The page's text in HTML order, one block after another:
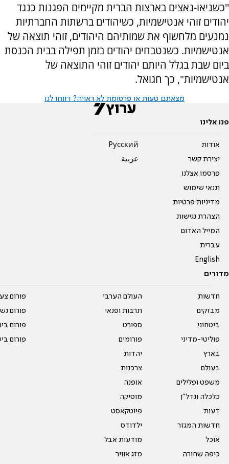
''כשניאו-נאצים בארצות הברית מקיימים הפגנות כנגד
יהודים זוהי אנטישמיות, כשיהודים ברשתות החברתיות
נמנעים מלחשוף את שמותיהם היהודים, זוהי תוצאה של
אנטישמיות. כשנטבחים יהודים בזמן תפילה בבית הכנסת
ביום שבת בגלל היותם יהודים זוהי התוצאה של
אנטישמיות", כך חגואל.
מצאתם טעות או פרסומת לא ראויה? דווחו לנו
פנו אלינו
אודות
יצירת קשר
פרסמו אצלנו
תנאי שימוש
מדיניות פרטיות
הצהרת נגישות
המייל האדום
עברית
English
Pусский
عربية
מדורים
חדשות
מבזקים
ביטחוני
פוליטי-מדיני
בארץ
בעולם
משפט ופלילים
כלכלה ונדל"ן
דעות
חדשות המגזר
אוכל
כיפה שחורה
העולם הערבי
תרבות ופנאי
ספורט
פורומים
יהדות
צרכנות
אופנה
מוסיקה
פיוטקאסט
ילדודס
מודעות אבל
מזג אוויר
פורום
פורום
פורום
פורום